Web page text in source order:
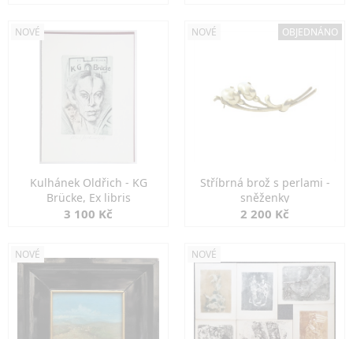
NOVÉ
Kulhánek Oldřich - KG
Brücke, Ex libris
3 100 Kč
NOVÉ OBJEDNÁNO
Stříbrná brož s perlami -
sněženky
2 200 Kč
NOVÉ NOVÉ